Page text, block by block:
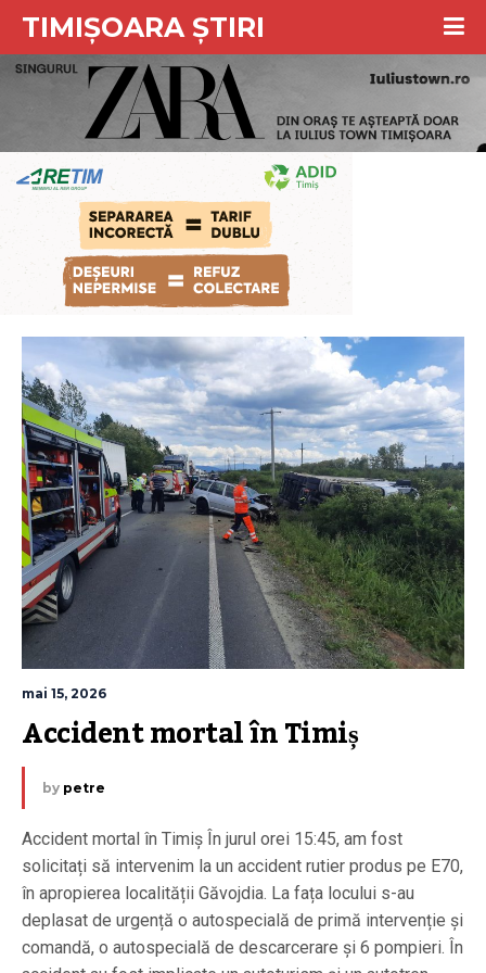
TIMIȘOARA ȘTIRI
mai 15, 2026
Accident mortal în Timiș
by petre
Accident mortal în Timiș În jurul orei 15:45, am fost
solicitați să intervenim la un accident rutier produs pe E70,
în apropierea localității Găvojdia. La fața locului s-au
deplasat de urgență o autospecială de primă intervenție și
comandă, o autospecială de descarcerare și 6 pompieri. În